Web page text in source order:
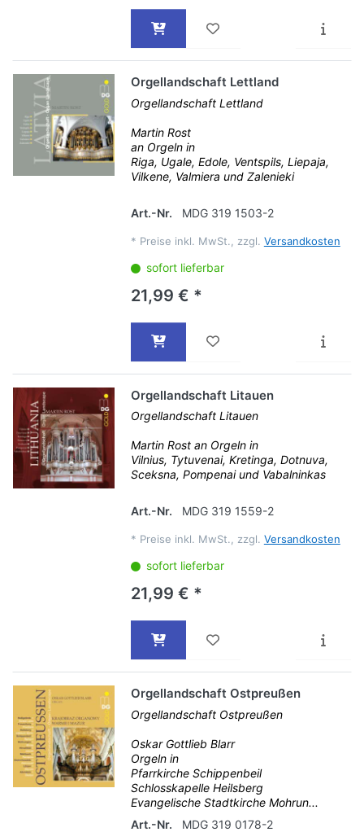
Orgellandschaft Lettland
Orgellandschaft Lettland
Martin Rost
an Orgeln in
Riga, Ugale, Edole, Ventspils, Liepaja,
Vilkene, Valmiera und Zalenieki
Art.-Nr. MDG 319 1503-2
* Preise inkl. MwSt., zzgl. Versandkosten
sofort lieferbar
21,99 € *
Orgellandschaft Litauen
Orgellandschaft Litauen
Martin Rost an Orgeln in
Vilnius, Tytuvenai, Kretinga, Dotnuva,
Sceksna, Pompenai und Vabalninkas
Art.-Nr. MDG 319 1559-2
* Preise inkl. MwSt., zzgl. Versandkosten
sofort lieferbar
21,99 € *
Orgellandschaft Ostpreußen
Orgellandschaft Ostpreußen
Oskar Gottlieb Blarr
Orgeln in
Pfarrkirche Schippenbeil
Schlosskapelle Heilsberg
Evangelische Stadtkirche Mohrun...
Art.-Nr.
MDG 319 0178-2